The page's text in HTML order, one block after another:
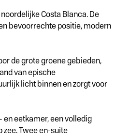
Costa Blanca. De
bevoorrechte positie, modern
de grote groene gebieden,
van epische
licht binnen en zorgt voor
en eetkamer, een volledig
Twee en-suite